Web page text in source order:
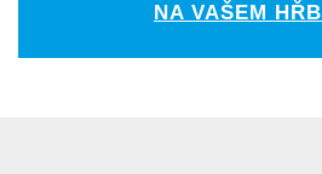
NA VAŠEM